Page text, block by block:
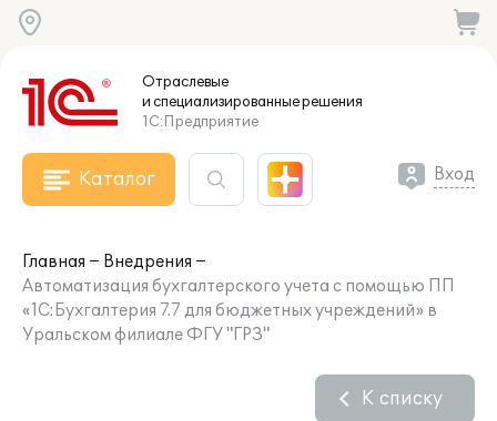
Отраслевые
и специализированныерешения
1С:Предприятие
Каталог Вход
Главная
Внедрения
Автоматизация бухгалтерского учета с помощью ПП
«1С:Бухгалтерия 7.7 для бюджетных учреждений» в
Уральском филиале ФГУ "ГРЗ"
К списку